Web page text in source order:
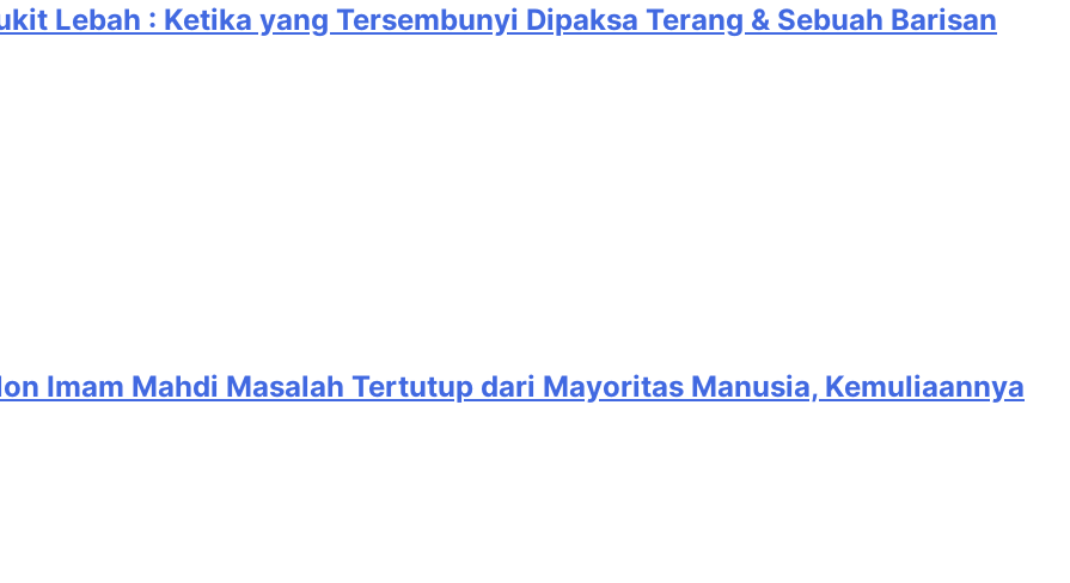
Lebah : Ketika yang Tersembunyi Dipaksa Terang & Sebuah Barisan
Imam Mahdi Masalah Tertutup dari Mayoritas Manusia, Kemuliaannya